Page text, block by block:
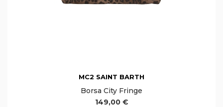
MC2 SAINT BARTH
Borsa City Fringe
149,00 €